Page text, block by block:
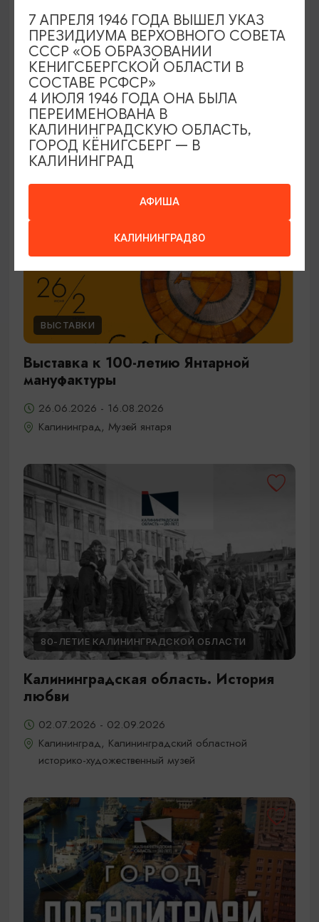
ЭКСКУРСИИ УЧРЕЖДЕНИЙ КУЛЬТУРЫ
Код города. История в символах
25.06.2026 - 30.09.2026, ПН-ПТ в 12:00
Калининград, Музей янтаря
ОТ 150₽ ПУШКИНСКАЯ КАРТА
ВЫСТАВКИ
Выставка к 100-летию Янтарной
мануфактуры
26.06.2026 - 16.08.2026
Калининград, Музей янтаря
80-ЛЕТИЕ КАЛИНИНГРАДСКОЙ ОБЛАСТИ
Калининградская область. История
любви
02.07.2026 - 02.09.2026
Калининград, Калининградский областной
историко-художественный музей
АФИША
КАЛИНИНГРАД80
7 АПРЕЛЯ 1946 ГОДА ВЫШЕЛ УКАЗ
ПРЕЗИДИУМА ВЕРХОВНОГО СОВЕТА
СССР «ОБ ОБРАЗОВАНИИ
КЕНИГСБЕРГСКОЙ ОБЛАСТИ В
СОСТАВЕ РСФСР»
4 ИЮЛЯ 1946 ГОДА ОНА БЫЛА
ПЕРЕИМЕНОВАНА В
КАЛИНИНГРАДСКУЮ ОБЛАСТЬ,
ГОРОД КЁНИГСБЕРГ — В
КАЛИНИНГРАД